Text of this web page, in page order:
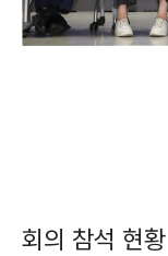
회의 참석 현황